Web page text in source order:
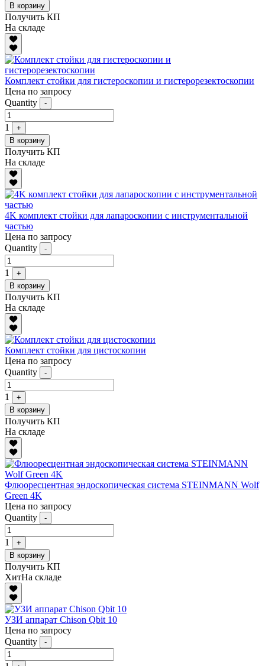
В корзину
Получить КП
На складе
Комплект стойки для гистероскопии и гистерорезектоскопии
Цена по запросу
Quantity
-
1
+
В корзину
Получить КП
На складе
4K комплект стойки для лапароскопии с инструментальной
частью
Цена по запросу
Quantity
-
1
+
В корзину
Получить КП
На складе
Комплект стойки для цистоскопии
Цена по запросу
Quantity
-
1
+
В корзину
Получить КП
На складе
Флюоресцентная эндоскопическая система STEINMANN Wolf
Green 4K
Цена по запросу
Quantity
-
1
+
В корзину
Получить КП
ХитНа складе
УЗИ аппарат Chison Qbit 10
Цена по запросу
Quantity
-